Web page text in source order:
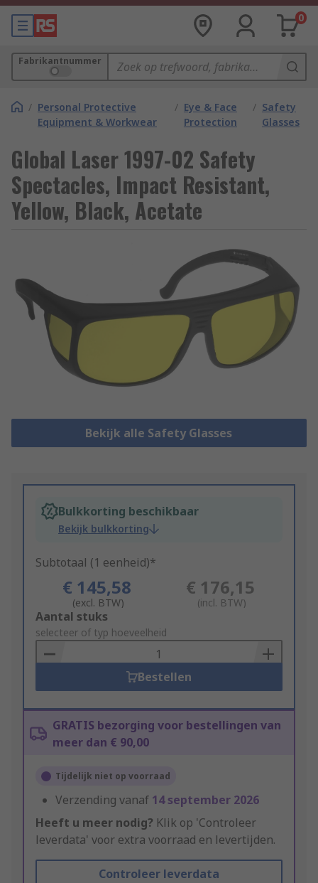
0
Fabrikantnummer
/ Personal Protective
Equipment & Workwear
/ Eye & Face
Protection
/ Safety
Glasses
Global Laser 1997-02 Safety
Spectacles, Impact Resistant,
Yellow, Black, Acetate
Bekijk alle Safety Glasses
Bulkkorting beschikbaar
Bekijk bulkkorting
Subtotaal (1 eenheid)*
€ 145,58
(excl. BTW)
€ 176,15
(incl. BTW)
Add
to
Basket
Aantal stuks
selecteer of typ hoeveelheid
Bestellen
GRATIS bezorging voor bestellingen van
meer dan € 90,00
Tijdelijk niet op voorraad
Verzending vanaf 14 september 2026
Heeft u meer nodig? Klik op 'Controleer
leverdata' voor extra voorraad en levertijden.
Controleer leverdata